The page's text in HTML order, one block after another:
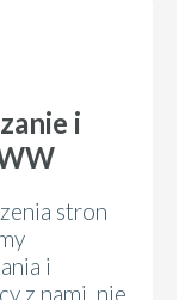
i
stron
i
z nami, nie